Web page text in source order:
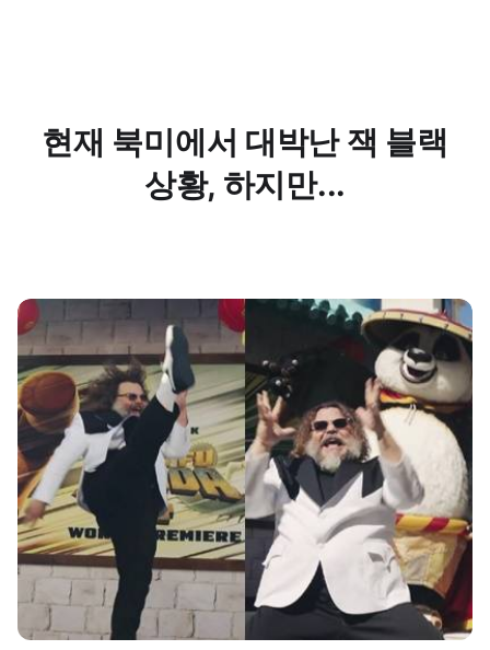
현재 북미에서 대박난 잭 블랙
상황, 하지만...